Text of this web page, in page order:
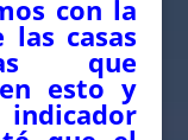
con la
las casas
que
en esto y